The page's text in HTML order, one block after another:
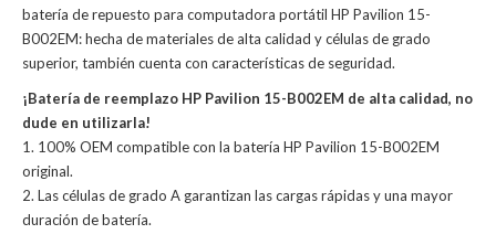
batería de repuesto para computadora portátil HP Pavilion 15-
B002EM: hecha de materiales de alta calidad y células de grado
superior, también cuenta con características de seguridad.
¡Batería de reemplazo HP Pavilion 15-B002EM de alta calidad, no
dude en utilizarla!
1. 100% OEM compatible con la batería HP Pavilion 15-B002EM
original.
2. Las células de grado A garantizan las cargas rápidas y una mayor
duración de batería.